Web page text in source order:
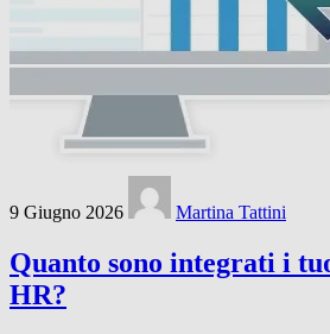
9 Giugno 2026 Martina Tattini
Quanto sono integrati i
HR?